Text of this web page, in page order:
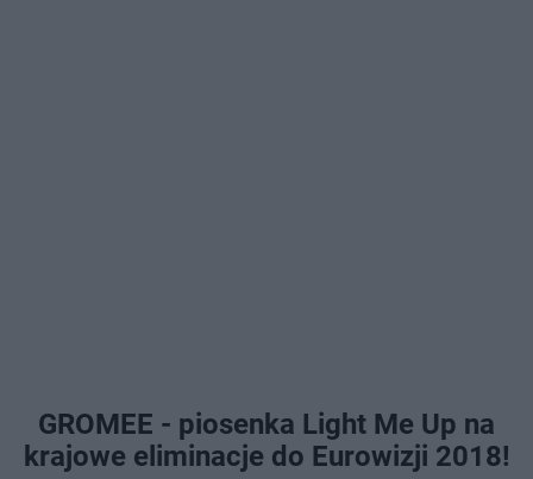
GROMEE - piosenka Light Me Up na
krajowe eliminacje do Eurowizji 2018!